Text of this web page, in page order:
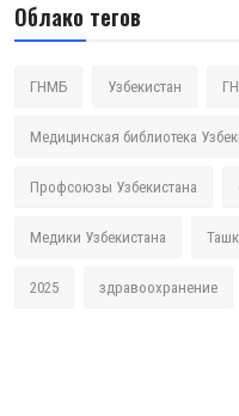
Облако тегов
ГНМБ Узбекистан
Медицинская библиотека
Профсоюзы Узбекистана
Медики Узбекистана
2025 здравоохранение